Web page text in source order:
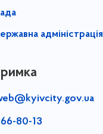
адміністрація
80-13